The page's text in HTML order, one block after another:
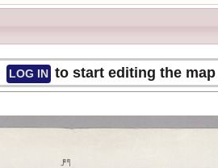
LOG IN to start editing the map